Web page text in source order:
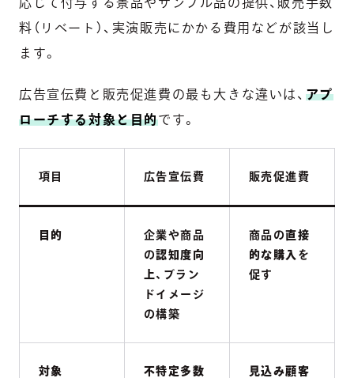
料（リベート）、実演販売にかかる費用などが該当し
ます。
広告宣伝費と販売促進費の最も大きな違いは、 アプ
ローチする対象と目的です。
項目 広告宣伝費 販売促進費
目的
企業や商品
の認知度向
上 、ブラン
ドイメージ
の構築
商品の直接
的な購入 を
促す
対象
不特定多数
見込み顧客